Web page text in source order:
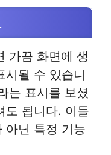
가끔 화면에 생
시될 수 있습니
는 표시를 보셨
도 됩니다. 이들
아닌 특정 기능